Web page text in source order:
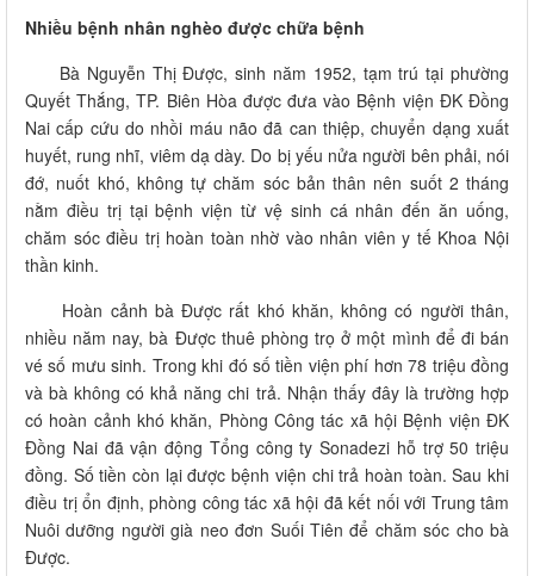
Nhiều bệnh nhân nghèo được chữa bệnh
Bà Nguyễn Thị Được, sinh năm 1952, tạm trú tại phường
Quyết Thắng, TP. Biên Hòa được đưa vào Bệnh viện ĐK Đồng
Nai cấp cứu do nhồi máu não đã can thiệp, chuyển dạng xuất
huyết, rung nhĩ, viêm dạ dày. Do bị yếu nửa người bên phải, nói
đớ, nuốt khó, không tự chăm sóc bản thân nên suốt 2 tháng
nằm điều trị tại bệnh viện từ vệ sinh cá nhân đến ăn uống,
chăm sóc điều trị hoàn toàn nhờ vào nhân viên y tế Khoa Nội
thần kinh.
Hoàn cảnh bà Được rất khó khăn, không có người thân,
nhiều năm nay, bà Được thuê phòng trọ ở một mình để đi bán
vé số mưu sinh. Trong khi đó số tiền viện phí hơn 78 triệu đồng
và bà không có khả năng chi trả. Nhận thấy đây là trường hợp
có hoàn cảnh khó khăn, Phòng Công tác xã hội Bệnh viện ĐK
Đồng Nai đã vận động Tổng công ty Sonadezi hỗ trợ 50 triệu
đồng. Số tiền còn lại được bệnh viện chi trả hoàn toàn. Sau khi
điều trị ổn định, phòng công tác xã hội đã kết nối với Trung tâm
Nuôi dưỡng người già neo đơn Suối Tiên để chăm sóc cho bà
Được.